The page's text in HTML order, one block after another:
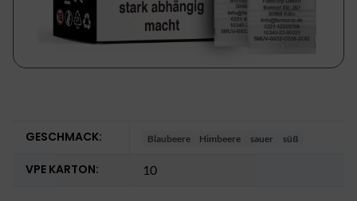
GESCHMACK: Blaubeere Himbeere sauer süß
VPE KARTON: 10